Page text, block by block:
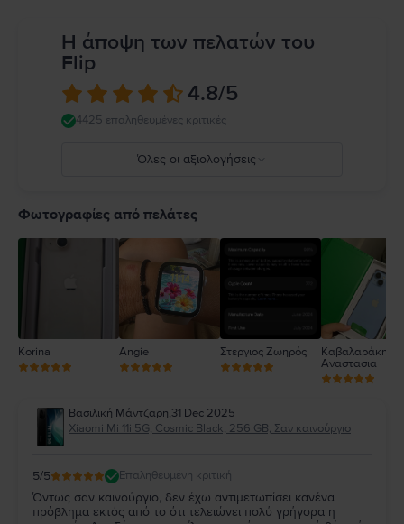
Η άποψη των πελατών του
Flip
4.8/5
4425 επαληθευμένες κριτικές
Όλες οι αξιολογήσεις
4
2
1
Φωτογραφίες από πελάτες
Korina Angie Στεργιος Ζωηρός
Καβαλαράκη
Αναστασια
Βασιλική Μάντζαρη,31 Dec 2025
Xiaomi Mi 11i 5G, Cosmic Black, 256 GB, Σαν καινούργιο
5/5 Επαληθευμένη κριτική
Όντως σαν καινούργιο, δεν έχω αντιμετωπίσει κανένα
πρόβλημα εκτός από το ότι τελειώνει πολύ γρήγορα η